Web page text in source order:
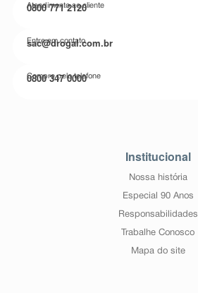
Atendimento ao cliente
0800 771 2120
Entre em contato
sac@drogal.com.br
Compre pelo telefone
0800 347 0000
Institucional
Nossa história
Especial 90 Anos
Responsabilidades
Trabalhe Conosco
Mapa do site